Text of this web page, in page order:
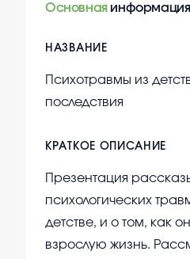
Основная информация
НАЗВАНИЕ
Психотравмы из
последствия
КРАТКОЕ ОПИСАНИЕ
Презентация
психологических
детстве, и о том, как
взрослую жизнь.